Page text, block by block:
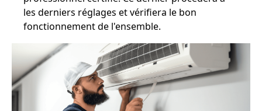
les derniers réglages et vérifiera le bon
fonctionnement de l'ensemble.